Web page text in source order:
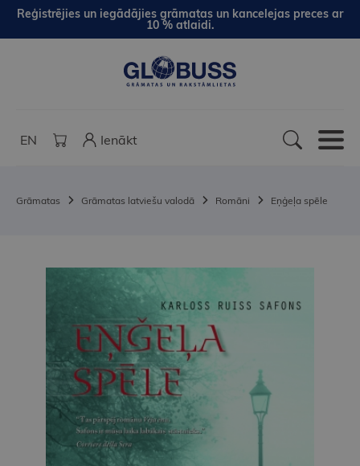
Reģistrējies un iegādājies grāmatas un kancelejas preces ar
10 % atlaidi.
EN Ienākt
Grāmatas Grāmatas latviešu valodā Romāni Eņģeļa spēle